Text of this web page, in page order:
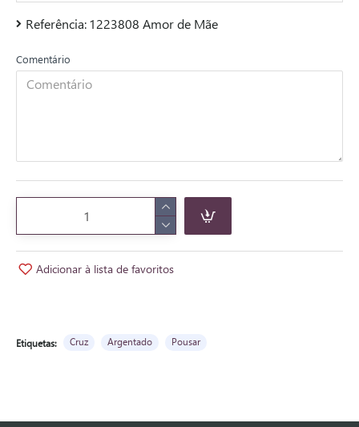
Referência:1223808 Amor de Mãe
Comentário
Adicionar à lista de favoritos
Etiquetas: Cruz Argentado Pousar